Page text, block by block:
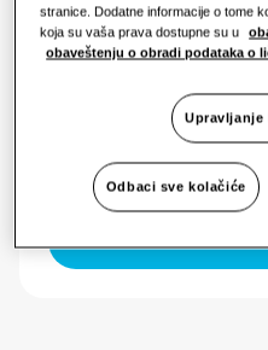
Održivost
One Samsung
5.6KW
stranice. Dodatne informacije o tome
koja su vaša prava dostupne su u
obaveštenju o obradi podataka o
Upravljanje
Odbaci sve kolačiće